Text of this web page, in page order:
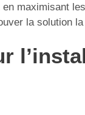
maximisant
la solution